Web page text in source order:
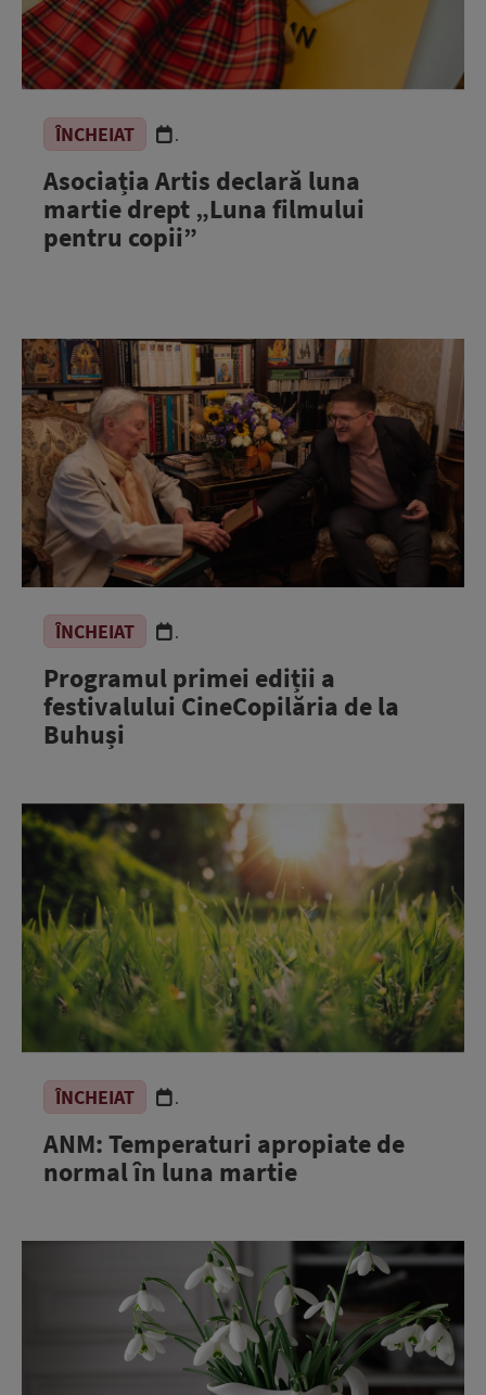
ÎNCHEIAT .
Asociația Artis declară luna
martie drept „Luna filmului
pentru copii”
ÎNCHEIAT .
Programul primei ediții a
festivalului CineCopilăria de la
Buhuși
ÎNCHEIAT .
ANM: Temperaturi apropiate de
normal în luna martie